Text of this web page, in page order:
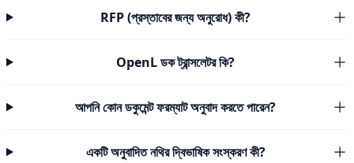
RFP (প্রস্তাবের জন্য অনুরোধ) কী?
OpenL ডক ট্রান্সলেটর কি?
আপনি কোন ডকুমেন্ট ফরম্যাট অনুবাদ করতে পারেন?
একটি অনুবাদিত নথির দ্বিভাষিক সংস্করণ কী?